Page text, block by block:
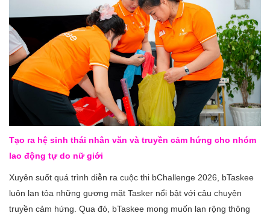
Tạo ra hệ sinh thái nhân văn và truyền cảm hứng cho nhóm
lao động tự do nữ giới
Xuyên suốt quá trình diễn ra cuộc thi bChallenge 2026, bTaskee
luôn lan tỏa những gương mặt Tasker nổi bật với câu chuyện
truyền cảm hứng. Qua đó, bTaskee mong muốn lan rộng thông